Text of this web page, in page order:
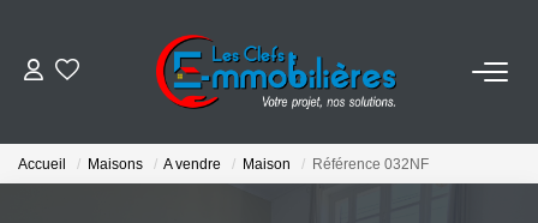
Accueil Maisons A vendre Maison Référence 032NF